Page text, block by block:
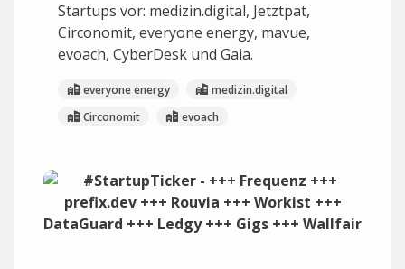
Startups vor: medizin.digital, Jetztpat,
Circonomit, everyone energy, mavue,
evoach, CyberDesk und Gaia.
everyone energy
medizin.digital
Circonomit
evoach